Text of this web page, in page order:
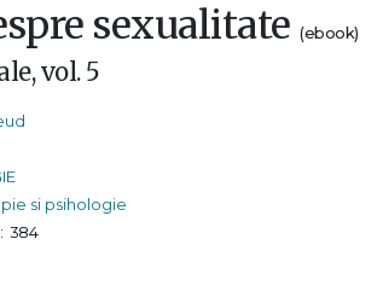
sexualitate (ebook)
vol. 5
si psihologie
384